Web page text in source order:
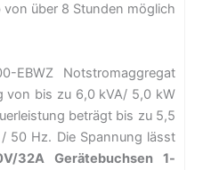
über 8 Stunden möglich
EBWZ Notstromaggregat
von bis zu 6,0 kVA/ 5,0 kW
beträgt bis zu 5,5
Hz. Die Spannung lässt
32A Gerätebuchsen 1-